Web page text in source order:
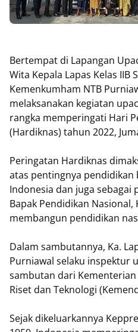
Bertempat di Lapangan
Wita Kepala Lapas Kelas IIB
Kemenkumham NTB
melaksanakan kegiatan
rangka memperingati Hari
(Hardiknas) tahun 2022,
Peringatan Hardiknas
atas pentingnya pendidikan
Indonesia dan juga
Bapak Pendidikan
membangun pendidikan
Dalam sambutannya, Ka.
Purniawal selaku inspektur
sambutan dari
Riset dan Teknologi
Sejak dikeluarkannya